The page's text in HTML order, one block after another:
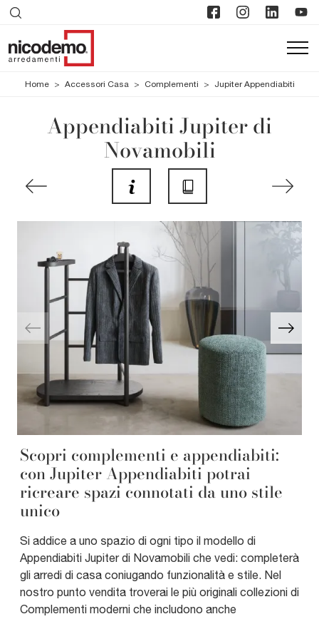
Home > Accessori Casa > Complementi > Jupiter Appendiabiti
Appendiabiti Jupiter di
Novamobili
Scopri complementi e appendiabiti:
con Jupiter Appendiabiti potrai
ricreare spazi connotati da uno stile
unico
Si addice a uno spazio di ogni tipo il modello di
Appendiabiti Jupiter di Novamobili che vedi: completerà
gli arredi di casa coniugando funzionalità e stile. Nel
nostro punto vendita troverai le più originali collezioni di
Complementi moderni che includono anche